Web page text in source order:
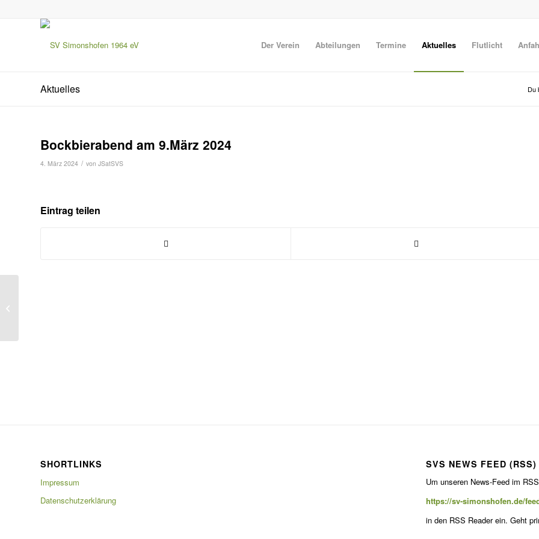
Der Verein Abteilungen Termine Aktuelles Flutlicht
Aktuelles Du
Bockbierabend am 9.März 2024
4. März 2024 / von JSatSVS
Eintrag teilen
SHORTLINKS
Impressum
Datenschutzerklärung
SVS NEWS FEED (RSS)
Um unseren News-Feed im
https://sv-simonshofen.de/
in den RSS Read­er ein. Geht